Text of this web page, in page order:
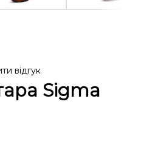
відгук
Sigma